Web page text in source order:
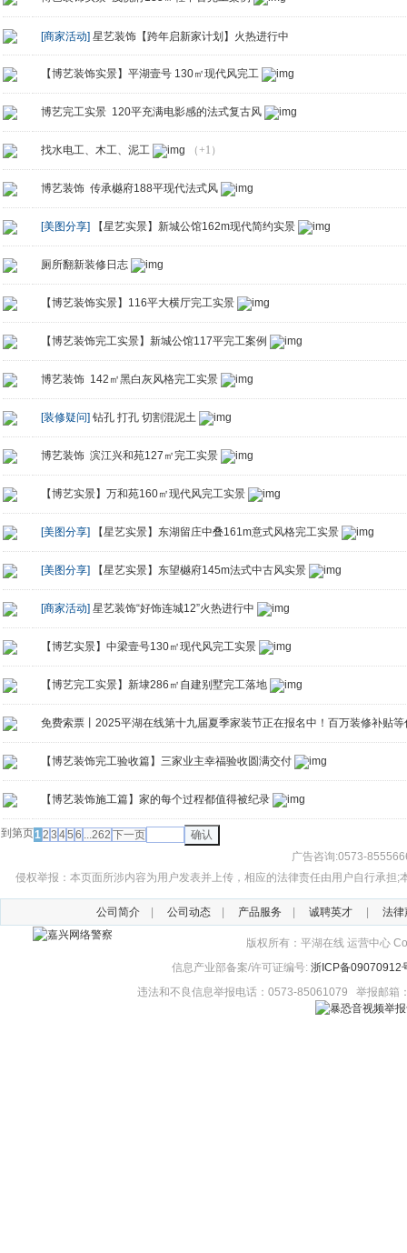
[商家活动] 星艺装饰【跨年启新家计划】火热进行中
【博艺装饰实景】平湖壹号 130㎡现代风完工
博艺完工实景 120平充满电影感的法式复古风
找水电工、木工、泥工 （+1）
博艺装饰 传承樾府188平现代法式风
[美图分享] 【星艺实景】新城公馆162m现代简约实景
厕所翻新装修日志
【博艺装饰实景】116平大横厅完工实景
【博艺装饰完工实景】新城公馆117平完工案例
博艺装饰 142㎡黑白灰风格完工实景
[装修疑问] 钻孔 打孔 切割混泥土
博艺装饰 滨江兴和苑127㎡完工实景
【博艺实景】万和苑160㎡现代风完工实景
[美图分享] 【星艺实景】东湖留庄中叠161m意式风格完工实景
[美图分享] 【星艺实景】东望樾府145m法式中古风实景
[商家活动] 星艺装饰“好饰连城12”火热进行中
【博艺实景】中梁壹号130㎡现代风完工实景
【博艺完工实景】新埭286㎡自建别墅完工落地
免费索票丨2025平湖在线第十九届夏季家装节正在报名中！百万装修补贴等
【博艺装饰完工验收篇】三家业主幸福验收圆满交付
【博艺装饰施工篇】家的每个过程都值得被纪录
1 2 3 45 6 ...262 下一页
到第页
确认
广告咨询:0573-
侵权举报：本页面所涉内容为用户发表并上传，相应的法律责任由用户自行承
公司简介 | 公司动态 | 产品服务 | 诚聘英才 | 法律
版权所有：平湖在线 运营中心
信息产业部备案/许可证编号: 浙ICP备09070912
违法和不良信息举报电话：0573-85061079 举报邮